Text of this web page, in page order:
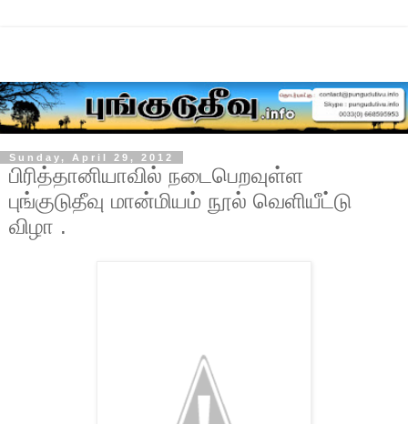
Sunday, April 29, 2012
பிரித்தானியாவில் நடைபெறவுள்ள
புங்குடுதீவு மான்மியம் நூல் வெளியீட்டு
விழா .